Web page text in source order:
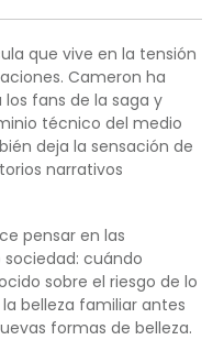
que vive en la tensión
Cameron ha
fans de la saga y
técnico del medio
deja la sensación de
narrativos
pensar en las
cuándo
sobre el riesgo de lo
belleza familiar antes
formas de belleza.